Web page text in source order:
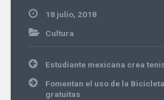
18 julio, 2018
Cultura
Navegación
entradas
Estudiante mexicana crea
Fomentan el uso de la
gratuitas